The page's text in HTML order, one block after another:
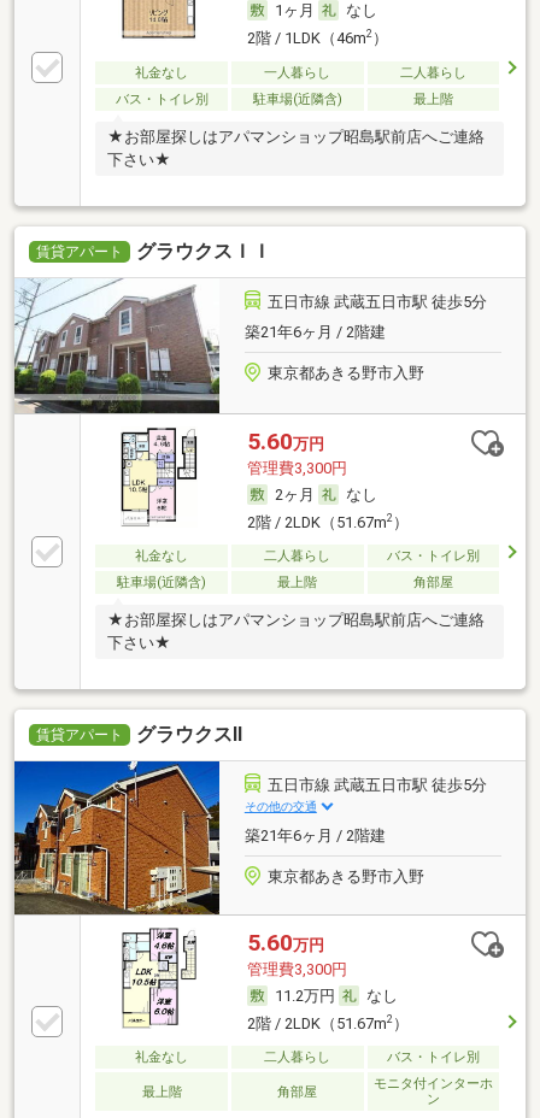
1ヶ月
なし
2階 / 1LDK（46m2）
礼金なし 一人暮らし
二人暮らし
バス・トイレ別
駐車場(近隣含) 最上階
★お部屋探しはアパマンショップ昭島駅前店へご連絡
下さい★
賃貸アパート グラウクスＩＩ
五日市線 武蔵五日市駅 徒歩5分
築21年6ヶ月 / 2階建
東京都あきる野市入野
5.60万円
管理費3,300円
2ヶ月
なし
2階 / 2LDK（51.67m2）
礼金なし 二人暮らし
バス・トイレ別
駐車場(近隣含)
最上階 角部屋
★お部屋探しはアパマンショップ昭島駅前店へご連絡
下さい★
賃貸アパート グラウクスⅡ
五日市線 武蔵五日市駅 徒歩5分
その他の交通
築21年6ヶ月 / 2階建
東京都あきる野市入野
5.60万円
管理費3,300円
11.2万円
なし
2階 / 2LDK（51.67m2）
礼金なし 二人暮らし バス・トイレ別
最上階 角部屋
モニタ付インターホ
ン